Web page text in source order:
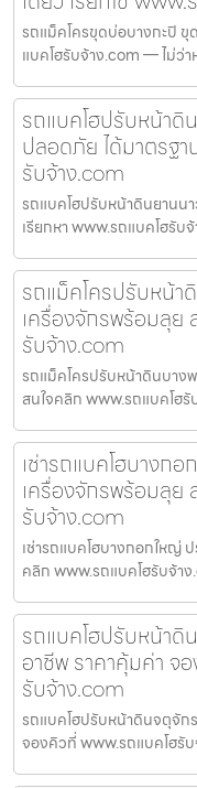
รถแม็คโครขุดบ่อบางกะปิ ขุ
แบคโฮรับจ้าง.com — ไม่ว่
รถแบคโฮปรับหน้าดิ
ปลอดภัย ได้มาตรฐา
รับจ้าง.com
รถแบคโฮปรับหน้าดินยานน
เรียกหา www.รถแบคโฮรับ
รถแม็คโครปรับหน้า
เครื่องจักรพร้อมลุย
รับจ้าง.com
รถแม็คโครปรับหน้าดินบาง
สนใจคลิก www.รถแบคโฮ
เช่ารถแบคโฮบางก
เครื่องจักรพร้อมลุย
รับจ้าง.com
เช่ารถแบคโฮบางกอกใหญ่
คลิก www.รถแบคโฮรับจ้า
รถแบคโฮปรับหน้าดิ
อาชีพ ราคาคุ้มค่า จ
รับจ้าง.com
รถแบคโฮปรับหน้าดินจตุจัก
จองคิวที่ www.รถแบคโฮรั